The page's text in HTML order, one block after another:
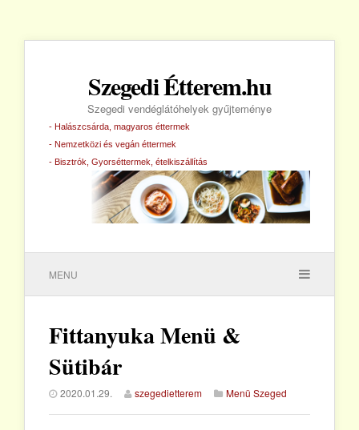
Szegedi Étterem.hu
Szegedi vendéglátóhelyek gyűjteménye
- Halászcsárda, magyaros éttermek
- Nemzetközi és vegán éttermek
- Bisztrók, Gyorséttermek, ételkiszállítás
MENU
Fittanyuka Menü &
Sütibár
2020.01.29. szegedietterem Menü Szeged